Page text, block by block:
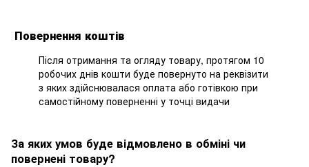
Повернення коштів
Після отримання та огляду товару, протягом 10
робочих днів кошти буде повернуто на реквізити
з яких здійснювалася оплата або готівкою при
самостійному поверненні у точці видачи
За яких умов буде відмовлено в обміні чи
повернені товару?